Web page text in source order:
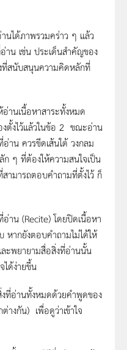
นได้ภาพรวมคร่าว ๆ แล้ว
าน เช่น ประเด็นสำคัญของ
ที่สนับสนุนความคิดหลักที่
านเนื้อหาสาระทั้งหมด
งตั้งไว้แล้วในข้อ 2 ขณะอ่าน
าน ควรขีดเส้นใต้ วงกลม
ๆ ที่ต้องให้ความสนใจเป็น
มารถตอบคำถามที่ตั้งไว้ ก็
อ่าน (Recite) โดยปิดเนื้อหา
ากยังตอบคำถามไม่ได้ให้
ะพยายามสื่อสิ่งที่อ่านนั้น
ได้ง่ายขึ้น
ที่อ่านทั้งหมดด้วยคำพูดของ
างกัน) เพื่อดูว่าเข้าใจ